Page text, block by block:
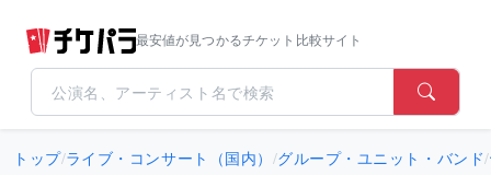
最安値が見つかるチケット比較サイト
トップ/ライブ・コンサート（国内） /グループ・ユニット・バンド/